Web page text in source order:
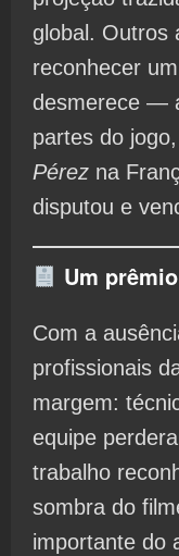
global. Outros
reconhecer
desmerece —
partes do
Pérez na
disputou e
Um
Com a
profissionais
margem:
equipe
trabalho
sombra do
importante do